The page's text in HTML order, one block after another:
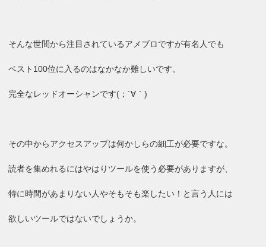
そんな世間から注目されているアメブロですが有名人でも
ベスト100位に入るのはなかなか難しいです。
完全なレッドオーシャンです(；´∀｀)
その中からアクセスアップは何かしらの細工が必要ですな。
読者を集めれるにはやはりツールを使う必要がありますが、
特に時間があまりない人やそもそも楽したい！と言う人には
欲しいツールではないでしょうか。